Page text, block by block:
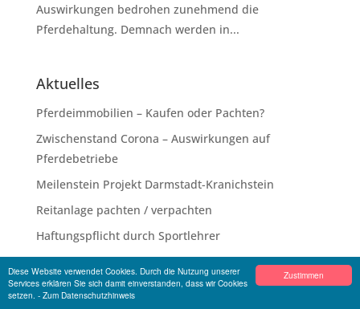
Zustimmen
Diese Website verwendet Cookies. Durch die Nutzung unserer
Services erklären Sie sich damit einverstanden, dass wir Cookies
setzen. - Zum Datenschutzhinweis
Auswirkungen bedrohen zunehmend die
Pferdehaltung. Demnach werden in...
Aktuelles
Pferdeimmobilien – Kaufen oder Pachten?
Zwischenstand Corona – Auswirkungen auf
Pferdebetriebe
Meilenstein Projekt Darmstadt-Kranichstein
Reitanlage pachten / verpachten
Haftungspflicht durch Sportlehrer